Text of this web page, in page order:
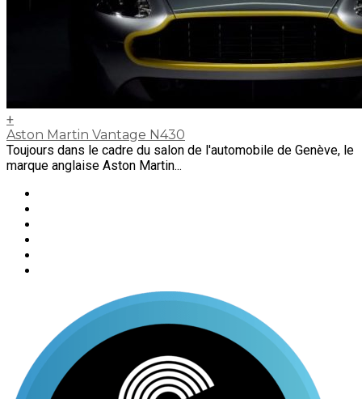
+
Aston Martin Vantage N430
Toujours dans le cadre du salon de l'automobile de Genève, le
marque anglaise Aston Martin...